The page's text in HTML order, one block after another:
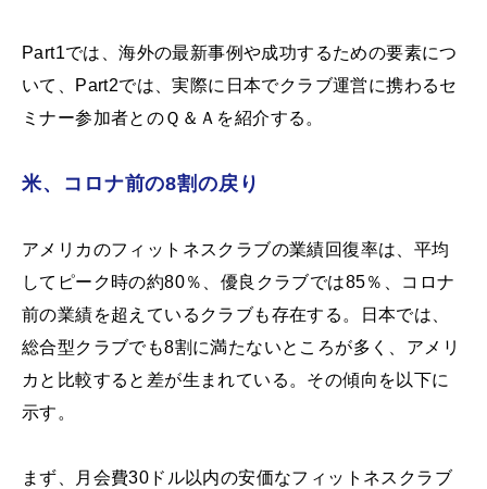
Part1では、海外の最新事例や成功するための要素につ
いて、Part2では、実際に日本でクラブ運営に携わるセ
ミナー参加者とのＱ＆Ａを紹介する。
米、コロナ前の8割の戻り
アメリカのフィットネスクラブの業績回復率は、平均
してピーク時の約80％、優良クラブでは85％、コロナ
前の業績を超えているクラブも存在する。日本では、
総合型クラブでも8割に満たないところが多く、アメリ
カと比較すると差が生まれている。その傾向を以下に
示す。
まず、月会費30ドル以内の安価なフィットネスクラブ